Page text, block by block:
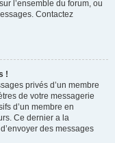
l’ensemble du forum, ou
Contactez
!
privés d’un membre
de votre messagerie
d’un membre en
Ce dernier a la
des messages